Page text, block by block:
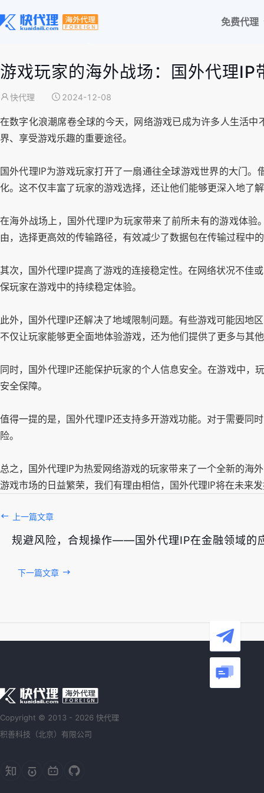
免费代理
游戏玩家的海外战场：国外代理IP
快代理 2024-12-08
在数字化浪潮席卷全球的今天，网络游戏已成为许多人生活
界、享受游戏乐趣的重要途径。
国外代理IP为游戏玩家打开了一扇通往全球游戏世界的大门
化。这不仅丰富了玩家的游戏选择，还让他们能够更深入地了
在海外战场上，国外代理IP为玩家带来了前所未有的游戏体
由，选择更高效的传输路径，有效减少了数据包在传输过程中
其次，国外代理IP提高了游戏的连接稳定性。在网络状况不佳
保玩家在游戏中的持续稳定体验。
此外，国外代理IP还解决了地域限制问题。有些游戏可能因地
不仅让玩家能够更全面地体验游戏，还为他们提供了更多与其
同时，国外代理IP还能保护玩家的个人信息安全。在游戏中，
安全保障。
值得一提的是，国外代理IP还支持多开游戏功能。对于需要同
险。
总之，国外代理IP为热爱网络游戏的玩家带来了一个全新的海
游戏市场的日益繁荣，我们有理由相信，国外代理IP将在未来
上一篇文章
规避风险，合规操作——国外代理IP在金融领域的
下一篇文章
Copyright © 2013 - 2026 快代理
积善科技（北京）有限公司